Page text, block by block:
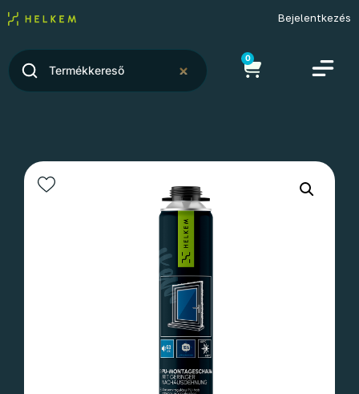
Bejelentkezés
0